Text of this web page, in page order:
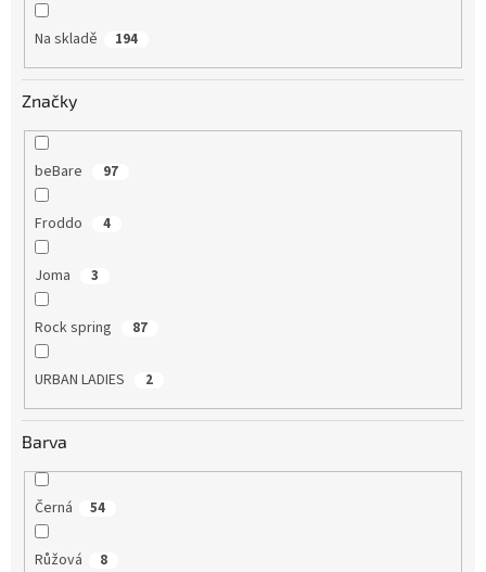
Na skladě 194
Značky
beBare 97
Froddo 4
Joma 3
Rock spring 87
URBAN LADIES 2
Barva
Černá 54
Růžová 8